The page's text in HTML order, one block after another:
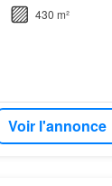
430 m²
Voir l'annonce